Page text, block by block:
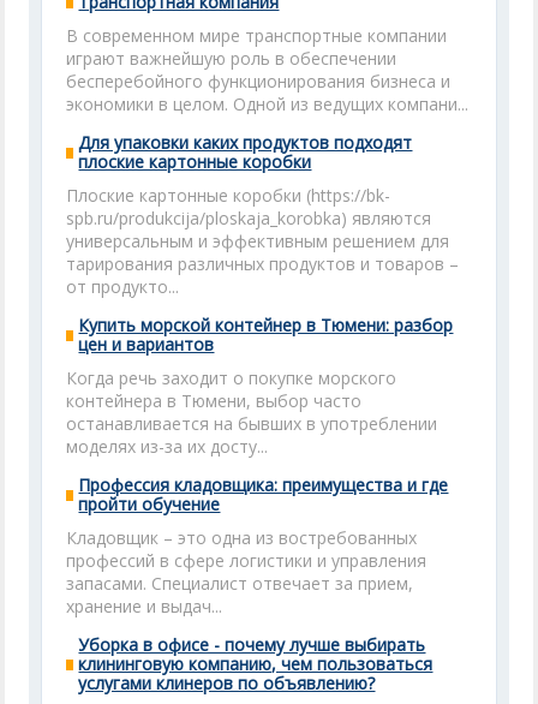
В современном мире транспортные компании
играют важнейшую роль в обеспечении
бесперебойного функционирования бизнеса и
экономики в целом. Одной из ведущих компани...
Для упаковки каких продуктов подходят
плоские картонные коробки
Плоские картонные коробки (https://bk-
spb.ru/produkcija/ploskaja_korobka) являются
универсальным и эффективным решением для
тарирования различных продуктов и товаров –
от продукто...
Купить морской контейнер в Тюмени: разбор
цен и вариантов
Когда речь заходит о покупке морского
контейнера в Тюмени, выбор часто
останавливается на бывших в употреблении
моделях из-за их досту...
Профессия кладовщика: преимущества и где
пройти обучение
Кладовщик – это одна из востребованных
профессий в сфере логистики и управления
запасами. Специалист отвечает за прием,
хранение и выдач...
Уборка в офисе - почему лучше выбирать
клининговую компанию, чем пользоваться
услугами клинеров по объявлению?